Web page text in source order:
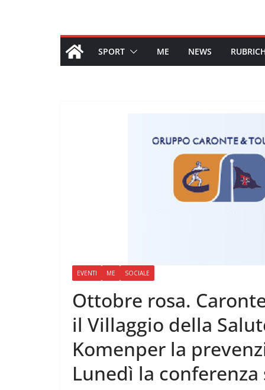
SPORT ME NEWS
EVENTI ME SOCIALE
Ottobre rosa.
il Villaggio della
Komenper la
Lunedì la conferenza